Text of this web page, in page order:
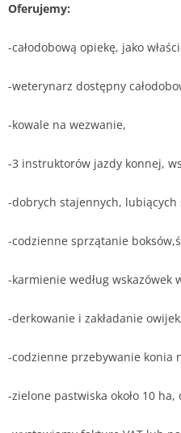
Oferujemy:
-całodobową opiekę, jako
-weterynarz dostępny
-kowale na wezwanie,
-3 instruktorów jazdy konnej,
-dobrych stajennych, lubiących
-codzienne sprzątanie
-karmienie według wskazówek
-derkowanie i zakładanie
-codzienne przebywanie konia
-zielone pastwiska około 10